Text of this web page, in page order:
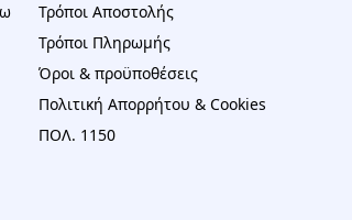
Τρόποι Αποστολής
Τρόποι Πληρωμής
Όροι & προϋποθέσεις
Πολιτική Απορρήτου & Cookies
ΠΟΛ. 1150